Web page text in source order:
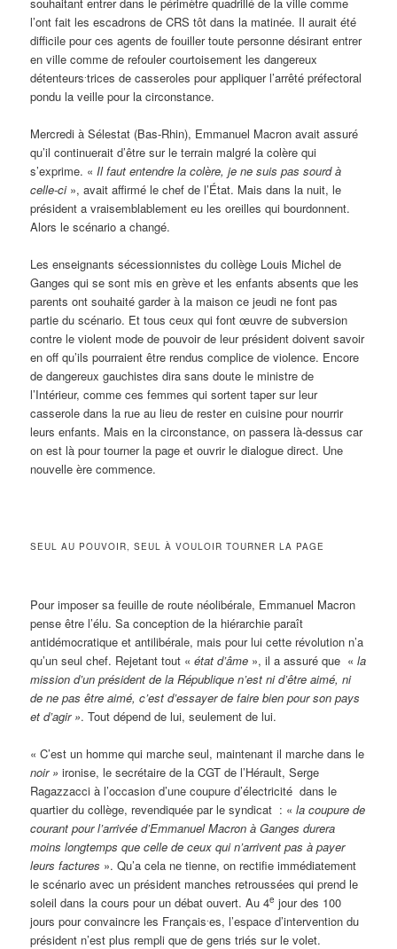
l’ont fait les escadrons de CRS tôt dans la matinée. Il aurait été
difficile pour ces agents de fouiller toute personne désirant entrer
en ville comme de refouler courtoisement les dangereux
détenteurs.trices de casseroles pour appliquer l’arrêté préfectoral
pondu la veille pour la circonstance.
Mercredi à Sélestat (Bas-Rhin), Emmanuel Macron avait assuré
qu’il continuerait d’être sur le terrain malgré la colère qui
s’exprime. «Il faut entendre la colère, je ne suis pas sourd à
celle-ci », avait affirmé le chef de l’État. Mais dans la nuit, le
président a vraisemblablement eu les oreilles qui bourdonnent.
Alors le scénario a changé.
Les enseignants sécessionnistes du collège Louis Michel de
Ganges qui se sont mis en grève et les enfants absents que les
parents ont souhaité garder à la maison ce jeudi ne font pas
partie du scénario. Et tous ceux qui font œuvre de subversion
contre le violent mode de pouvoir de leur président doivent savoir
en off qu’ils pourraient être rendus complice de violence. Encore
de dangereux gauchistes dira sans doute le ministre de
l’Intérieur, comme ces femmes qui sortent taper sur leur
casserole dans la rue au lieu de rester en cuisine pour nourrir
leurs enfants. Mais en la circonstance, on passera là-dessus car
on est là pour tourner la page et ouvrir le dialogue direct. Une
nouvelle ère commence.
SEUL AU POUVOIR, SEUL À VOULOIR TOURNER LA PAGE
Pour imposer sa feuille de route néolibérale, Emmanuel Macron
pense être l’élu. Sa conception de la hiérarchie paraît
antidémocratique et antilibérale, mais pour lui cette révolution n’a
qu’un seul chef. Rejetant tout «état d’âme », il a assuré que «la
mission d’un président de la République n’est ni d’être aimé, ni
de ne pas être aimé, c’est d’essayer de faire bien pour son pays
et d’agir ». Tout dépend de lui, seulement de lui.
« C’est un homme qui marche seul, maintenant il marche dans le
noir » ironise, le secrétaire de la CGT de l’Hérault, Serge
Ragazzacci à l’occasion d’une coupure d’électricité dans le
quartier du collège, revendiquée par le syndicat : « la coupure de
courant pour l’arrivée d’Emmanuel Macron à Ganges durera
moins longtemps que celle de ceux qui n’arrivent pas à payer
leurs factures ». Qu’a cela ne tienne, on rectifie immédiatement
le scénario avec un président manches retroussées qui prend le
soleil dans la cours pour un débat ouvert. Au 4e jour des 100
jours pour convaincre les Françaises, l’espace d’intervention du
président n’est plus rempli que de gens triés sur le volet.